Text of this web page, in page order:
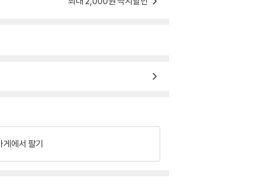
게에서 팔기